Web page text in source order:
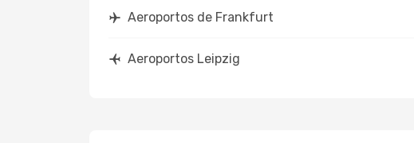
Aeroportos de Frankfurt
Aeroportos Leipzig